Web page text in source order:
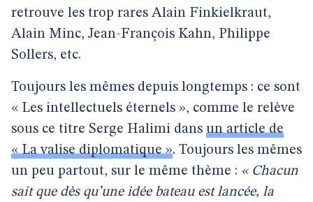
retrouve les trop rares Alain Finkielkraut,
Alain Minc, Jean-François Kahn, Philippe
Sollers, etc.
Toujours les mêmes depuis longtemps : ce sont
« Les intellectuels éternels », comme le relève
sous ce titre Serge Halimi dans un article de
« La valise diplomatique ». Toujours les mêmes
un peu partout, sur le même thème : « Chacun
sait que dès qu’une idée bateau est lancée, la